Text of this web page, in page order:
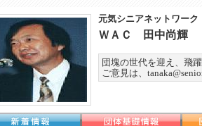
元気シニアネットワーク
ＷＡＣ 田中尚輝
団塊の世代を迎え、飛
ご意見は、